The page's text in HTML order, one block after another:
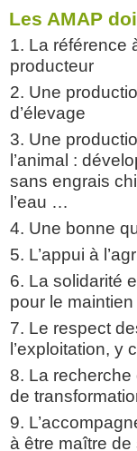
Les AMAP
1. La référence
producteur
2. Une
d’élevage
3. Une
l’animal :
sans engrais
l’eau …
4. Une bonne
5. L’appui à
6. La solidarité
pour le
7. Le respect
l’exploitation, y
8. La recherche
de
9.
à être maître de